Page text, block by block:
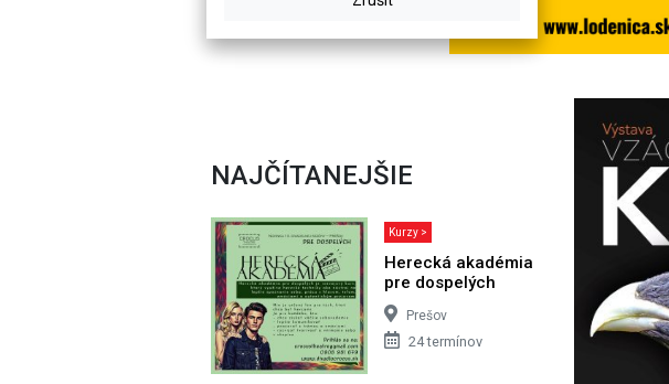
NAJČÍTANEJŠIE
Kurzy >
Herecká akadémia
pre dospelých
Prešov
24 termínov